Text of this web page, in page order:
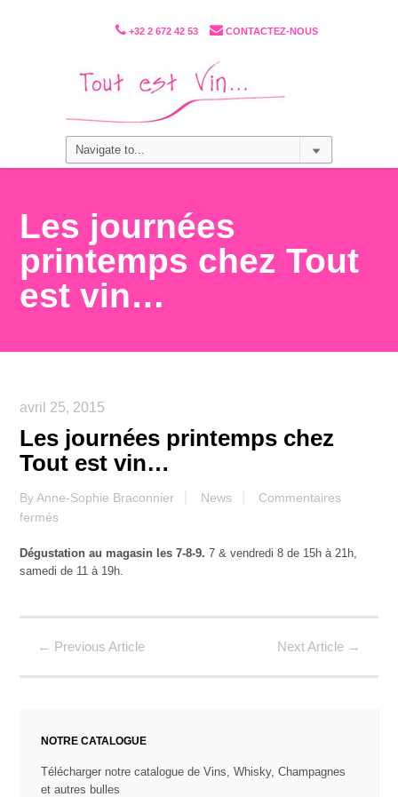
+32 2 672 42 53 CONTACTEZ-NOUS
Les journées
printemps chez Tout
est vin…
avril 25, 2015
Les journées printemps chez
Tout est vin…
ByAnne-Sophie Braconnier News
Commentaires
ferméssur
journées
printemps
Tout
vin…
Dégustation au magasin les 7-8-9. 7 & vendredi 8 de 15h à 21h,
samedi de 11 à 19h.
← Previous Article Next Article →
NOTRE CATALOGUE
Télécharger notre catalogue de Vins, Whisky, Champagnes
et autres bulles